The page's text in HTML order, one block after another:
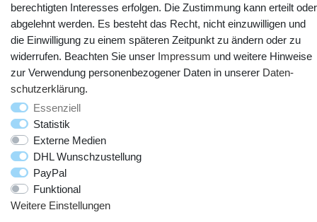
© Copyright 2025 webtotrade GmbH. Alle Rechte vorbehalten.
berechtigten Interesses erfolgen. Die Zustimmung kann erteilt oder
abgelehnt werden. Es besteht das Recht, nicht einzuwilligen und
die Einwilligung zu einem späteren Zeitpunkt zu ändern oder zu
widerrufen. Beachten Sie unser Impressum und weitere Hinweise
zur Verwendung personenbezogener Daten in unserer Daten­
schutz­erklärung.
Essenziell
Statistik
Externe Medien
DHL Wunschzustellung
PayPal
Funktional
Weitere Einstellungen